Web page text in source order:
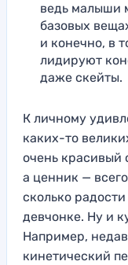
ведь малыши
базовых
и конечно, в
лидируют
даже скейты.
К личному
каких-то
очень красивый
а ценник —
сколько
девчонке. Ну и
Например,
кинетический